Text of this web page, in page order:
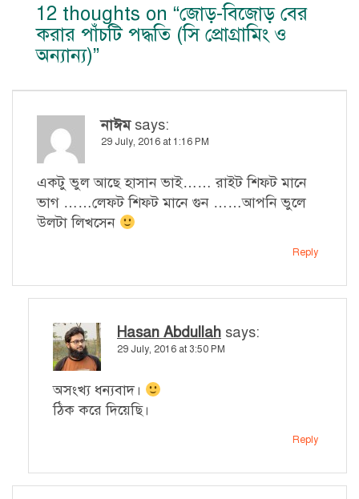
12 thoughts on “জোড়-বিজোড় বের
করার পাঁচটি পদ্ধতি (সি প্রোগ্রামিং ও
অন্যান্য)”
নাঈম says:
29 July, 2016 at 1:16 PM
একটু ভুল আছে হাসান ভাই…… রাইট শিফট মানে
ভাগ ……লেফট শিফট মানে গুন ……আপনি ভুলে
উলটা লিখসেন
Reply
Hasan Abdullah says:
29 July, 2016 at 3:50 PM
অসংখ্য ধন্যবাদ।
ঠিক করে দিয়েছি।
Reply